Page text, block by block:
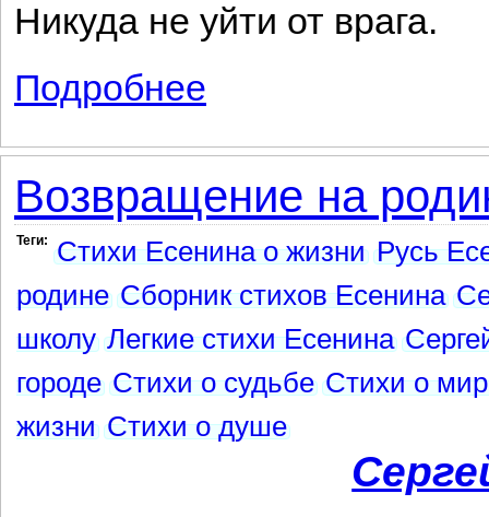
Никуда не уйти от врага.
Подробнее
Возвращение на
Теги: Стихи Есенина о жизни Русь
родине Сборник стихов Есенина
школу Легкие стихи Есенина
городе Стихи о судьбе Стихи о
жизни Стихи о душе